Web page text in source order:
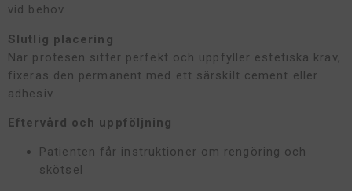
vid behov.
Slutlig placering
När protesen sitter perfekt och uppfyller estetiska krav,
fixeras den permanent med ett särskilt cement eller
adhesiv.
Eftervård och uppföljning
Patienten får instruktioner om rengöring och
skötsel